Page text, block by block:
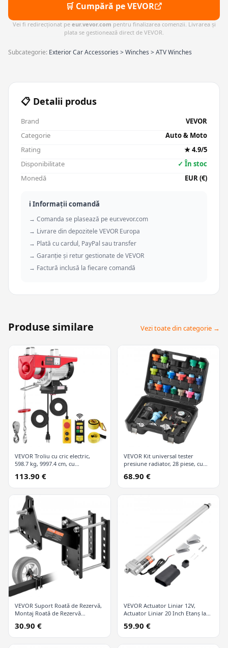
🛒 Cumpără pe VEVOR
Vei fi redirecționat pe eur.vevor.com pentru finalizarea comenzii. Livrarea și
plata se gestionează direct de VEVOR.
Subcategorie: Exterior Car Accessories > Winches > ATV Winches
📋 Detalii produs
Brand
VEVOR
Categorie
Auto & Moto
Rating
★ 4.9/5
Disponibilitate
✓ În stoc
Monedă
EUR (€)
ℹ️ Informații comandă
→ Comanda se plasează pe eur.vevor.com
→ Livrare din depozitele VEVOR Europa
→ Plată cu cardul, PayPal sau transfer
→ Garanție și retur gestionate de VEVOR
→ Factură inclusă la fiecare comandă
Produse similare Vezi toate din categorie →
VEVOR Troliu cu cric electric,
598.7 kg, 9997.4 cm, cu
cu fir
113.90 €
VEVOR Kit universal tester
presiune radiator, 28 piese, cu
codificate după culori, kit vid
refill pentru sisteme de răcire
68.90 €
VEVOR Suport Roată de Rezervă,
Montaj Roată de Rezervă
Accesorii Remorcă Utilitară se
Potrivește la Majoritatea Roților
cu 4 & 5 & 6 & 8 Găuri pe Găuri
30.90 €
VEVOR Actuator Liniar 12V,
Actuator Liniar 20 Inch Etanș la
Actuator Mișcare Liniară cu
Suport Montaj pentru Utilizare în
Aer Liber
59.90 €